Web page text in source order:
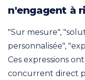
n'engagent à
"Sur mesure",
personnalisée",
Ces expressions
concurrent direct